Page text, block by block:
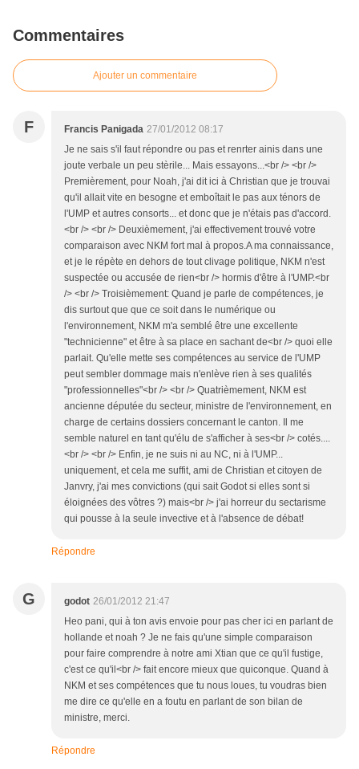
Commentaires
Ajouter un commentaire
F Francis Panigada 27/01/2012 08:17
Je ne sais s'il faut répondre ou pas et renrter ainis dans une
joute verbale un peu stèrile... Mais essayons...<br /> <br />
Premièrement, pour Noah, j'ai dit ici à Christian que je trouvai
qu'il allait vite en besogne et emboîtait le pas aux ténors de
l'UMP et autres consorts... et donc que je n'étais pas d'accord.
<br /> <br /> Deuxièmement, j'ai effectivement trouvé votre
comparaison avec NKM fort mal à propos.A ma connaissance,
et je le répète en dehors de tout clivage politique, NKM n'est
suspectée ou accusée de rien<br /> hormis d'être à l'UMP.<br
/> <br /> Troisièmement: Quand je parle de compétences, je
dis surtout que que ce soit dans le numérique ou
l'environnement, NKM m'a semblé être une excellente
"technicienne" et être à sa place en sachant de<br /> quoi elle
parlait. Qu'elle mette ses compétences au service de l'UMP
peut sembler dommage mais n'enlève rien à ses qualités
"professionnelles"<br /> <br /> Quatrièmement, NKM est
ancienne députée du secteur, ministre de l'environnement, en
charge de certains dossiers concernant le canton. Il me
semble naturel en tant qu'élu de s'afficher à ses<br /> cotés....
<br /> <br /> Enfin, je ne suis ni au NC, ni à l'UMP...
uniquement, et cela me suffit, ami de Christian et citoyen de
Janvry, j'ai mes convictions (qui sait Godot si elles sont si
éloignées des vôtres ?) mais<br /> j'ai horreur du sectarisme
qui pousse à la seule invective et à l'absence de débat!
Répondre
G godot 26/01/2012 21:47
Heo pani, qui à ton avis envoie pour pas cher ici en parlant de
hollande et noah ? Je ne fais qu'une simple comparaison
pour faire comprendre à notre ami Xtian que ce qu'il fustige,
c'est ce qu'il<br /> fait encore mieux que quiconque. Quand à
NKM et ses compétences que tu nous loues, tu voudras bien
me dire ce qu'elle en a foutu en parlant de son bilan de
ministre, merci.
Répondre